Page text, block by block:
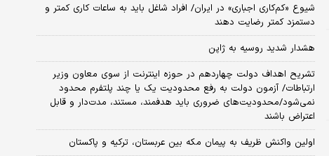
شیوع «کم‌کاری اجباری» در ایران/ افراد شاغل باید به ساعات کاری کمتر و
دستمزد کمتر رضایت دهند
هشدار شدید روسیه به ژاپن
تشریح اهداف دولت چهاردهم در حوزه اینترنت از سوی معاون وزیر
ارتباطات/ آزمون دولت به رفع محدودیت یک یا چند پلتفرم محدود
نمی‌‎شود/محدودیت‌های ضروری باید هدفمند، مستند، مدت‌دار و قابل
اعتراض باشند
اولین واکنش ظریف به پیمان مکه بین عربستان، ترکیه و پاکستان